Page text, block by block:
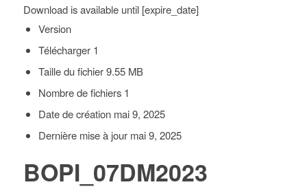
Download is available until [expire_date]
Version
Télécharger 1
Taille du fichier9.55 MB
Nombre de fichiers 1
Date de création mai 9, 2025
Dernière mise à jour mai 9, 2025
BOPI_07DM2023